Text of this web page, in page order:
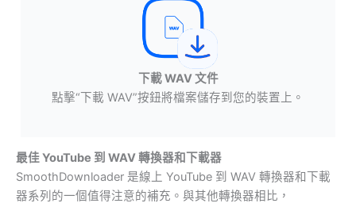
下載 WAV 文件
點擊“下載 WAV”按鈕將檔案儲存到您的裝置上。
最佳 YouTube 到 WAV 轉換器和下載器
SmoothDownloader 是線上 YouTube 到 WAV 轉換器和下載
器系列的一個值得注意的補充。與其他轉換器相比，